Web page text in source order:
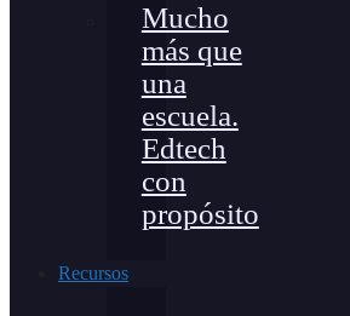
Mucho
más que
una
escuela.
Edtech
con
propósito
Recursos